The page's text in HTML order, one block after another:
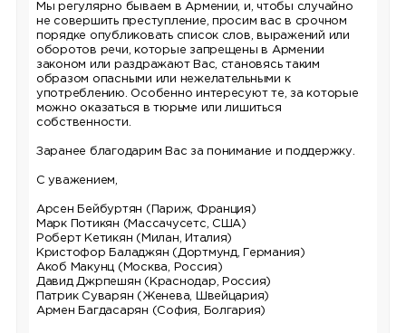
Мы регулярно бываем в Армении, и, чтобы случайно
не совершить преступление, просим вас в срочном
порядке опубликовать список слов, выражений или
оборотов речи, которые запрещены в Армении
законом или раздражают Вас, становясь таким
образом опасными или нежелательными к
употреблению. Особенно интересуют те, за которые
можно оказаться в тюрьме или лишиться
собственности.
Заранее благодарим Вас за понимание и поддержку.
С уважением,
Арсен Бейбуртян (Париж, Франция)
Марк Потикян (Массачусетс, США)
Роберт Кетикян (Милан, Италия)
Кристофор Баладжян (Дортмунд, Германия)
Акоб Макунц (Москва, Россия)
Давид Джрпешян (Краснодар, Россия)
Патрик Суварян (Женева, Швейцария)
Армен Багдасарян (София, Болгария)